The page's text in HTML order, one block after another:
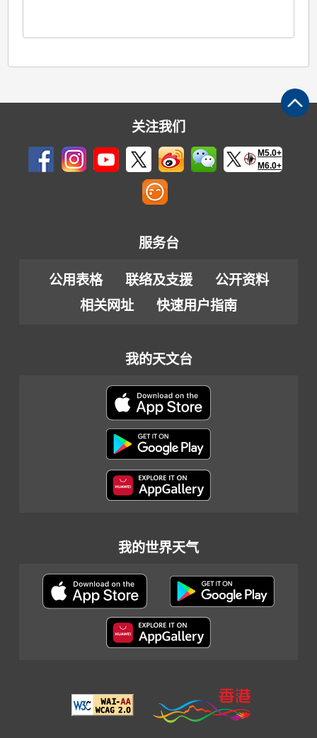
关注我们
M5.0+
M6.0+
服务台
公用表格 联络及支援
公开资料
相关网址
快速用户指南
我的天文台
我的世界天气